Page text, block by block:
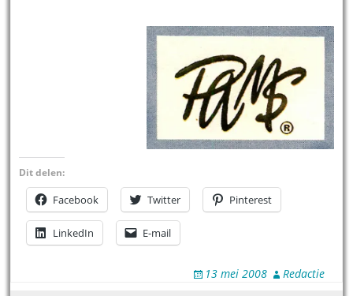
Dit delen:
Facebook Twitter Pinterest
LinkedIn E-mail
13 mei 2008 Redactie